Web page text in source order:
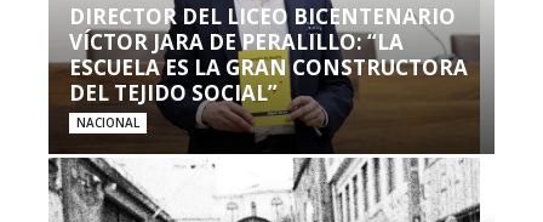
DIRECTOR DEL LICEO BICENTENARIO
VÍCTOR JARA DE PERALILLO: “LA
ESCUELA ES LA GRAN CONSTRUCTORA
DEL TEJIDO SOCIAL”
NACIONAL